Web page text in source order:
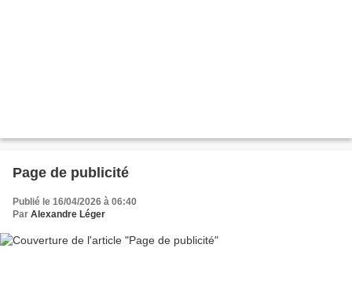
Page de publicité
Publié le 16/04/2026 à 06:40
Par Alexandre Léger